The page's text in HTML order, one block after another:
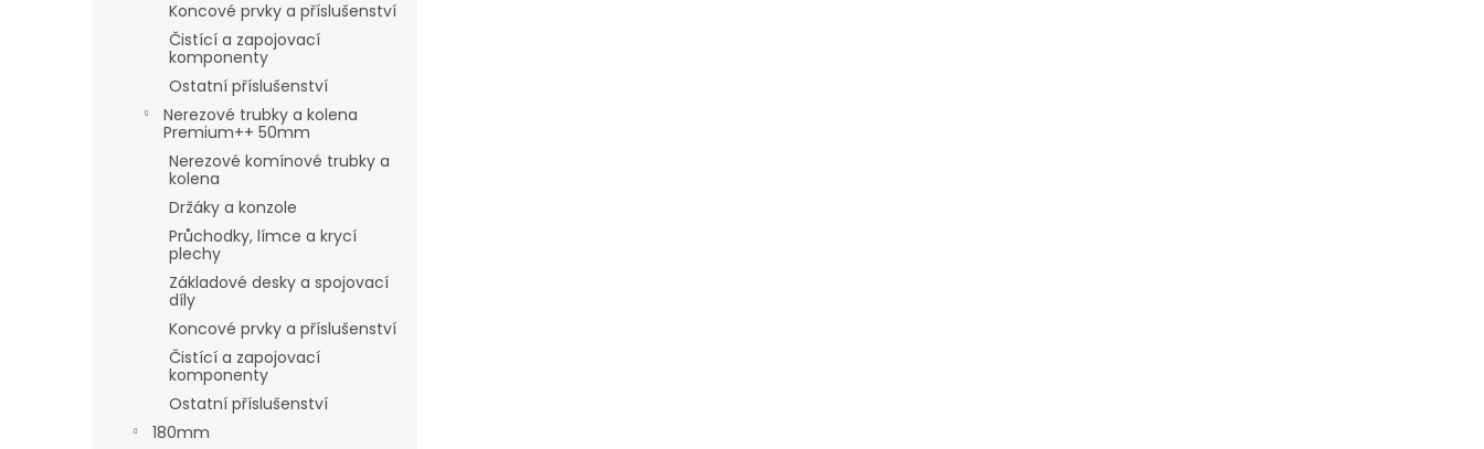
Koncové prvky a příslušenství
Čistící a zapojovací
komponenty
Ostatní příslušenství
Nerezové trubky a kolena
Premium++ 50mm
Nerezové komínové trubky a
kolena
Držáky a konzole
Průchodky, límce a krycí
plechy
Základové desky a spojovací
díly
Koncové prvky a příslušenství
Čistící a zapojovací
komponenty
Ostatní příslušenství
180mm